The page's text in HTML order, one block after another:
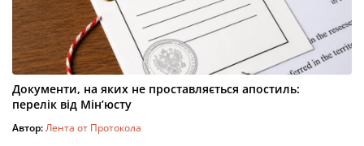
Документи, на яких не проставляється апостиль:
перелік від Мін’юсту
Автор:Лента от Протокола